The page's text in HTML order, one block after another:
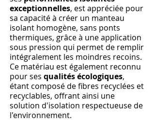
exceptionnelles, est appréciée pour
sa capacité à créer un manteau
isolant homogène, sans ponts
thermiques, grâce à une application
sous pression qui permet de remplir
intégralement les moindres recoins.
Ce matériau est également reconnu
pour ses qualités écologiques,
étant composé de fibres recyclées et
recyclables, offrant ainsi une
solution d'isolation respectueuse de
l'environnement.